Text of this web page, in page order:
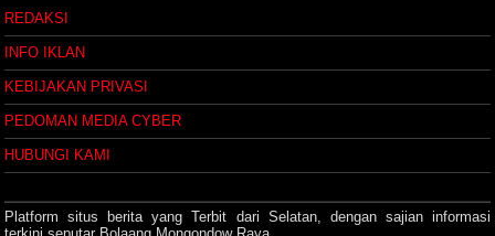
REDAKSI
INFO IKLAN
KEBIJAKAN PRIVASI
PEDOMAN MEDIA CYBER
HUBUNGI KAMI
Platform situs berita yang Terbit dari Selatan, dengan sajian informasi